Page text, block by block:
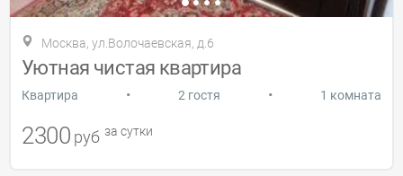
Москва, ул.Волочаевская, д.6
Уютная чистая квартира
Квартира • 2 гостя • 1 комната
2300 руб за сутки